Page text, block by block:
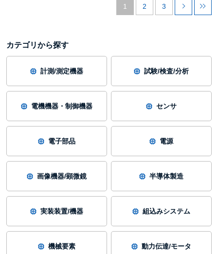
1 2 3
カテゴリから探す
計測/測定機器 試験/検査/分析
電機機器・制御機器 センサ
電子部品 電源
画像機器/顕微鏡 半導体製造
実装装置/機器 組込みシステム
機械要素 動力伝達/モータ